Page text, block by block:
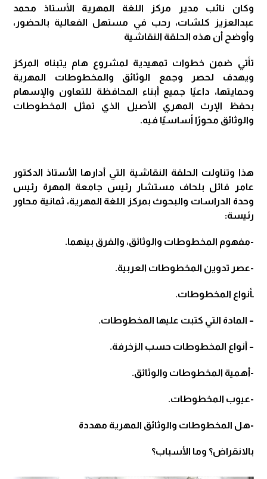
وكان نائب مدير مركز اللغة المهرية الأستاذ محمد
عبدالعزيز كلشات، رحب في مستهل الفعالية بالحضور،
وأوضح أن هذه الحلقة النقاشية
تأتي ضمن خطوات تمهيدية لمشروع هام يتبناه المركز
ويهدف لحصر وجمع الوثائق والمخطوطات المهرية
وحمايتها، داعيًا جميع أبناء المحافظة للتعاون والإسهام
بحفظ الإرث المهري الأصيل الذي تمثل المخطوطات
والوثائق محورًا أساسيًا فيه.
هذا وتناولت الحلقة النقاشية التي أدارها الأستاذ الدكتور
عامر فائل بلحاف مستشار رئيس جامعة المهرة رئيس
وحدة الدراسات والبحوث بمركز اللغة المهرية، ثمانية محاور
رئيسة:
-مفهوم المخطوطات والوثائق، والفرق بينهما.
-عصر تدوين المخطوطات العربية.
ـأنواع المخطوطات.
– المادة التي كتبت عليها المخطوطات.
– أنواع المخطوطات حسب الزخرفة.
-أهمية المخطوطات والوثائق.
-عيوب المخطوطات.
-هل المخطوطات والوثائق المهرية مهددة
بالانقراض؟ وما الأسباب؟